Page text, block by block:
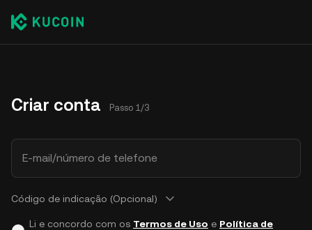
Criar conta Passo 1/3
E-mail/número de telefone
Código de indicação (Opcional)
Li e concordo com os Termos de Uso e Política de